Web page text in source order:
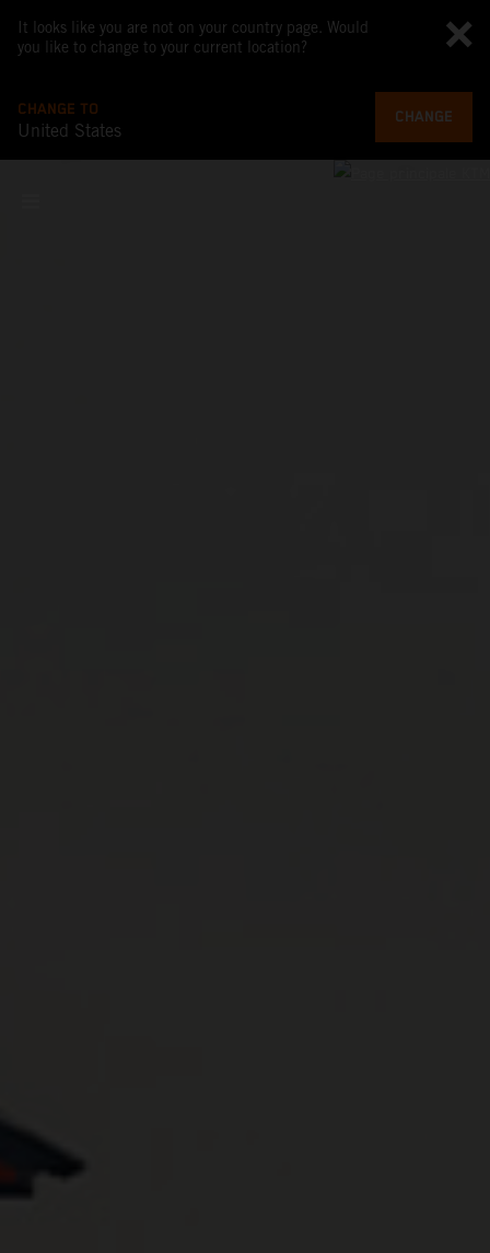
It looks like you are not on your country page. Would
you like to change to your current location?
CHANGE TO
United States
CHANGE